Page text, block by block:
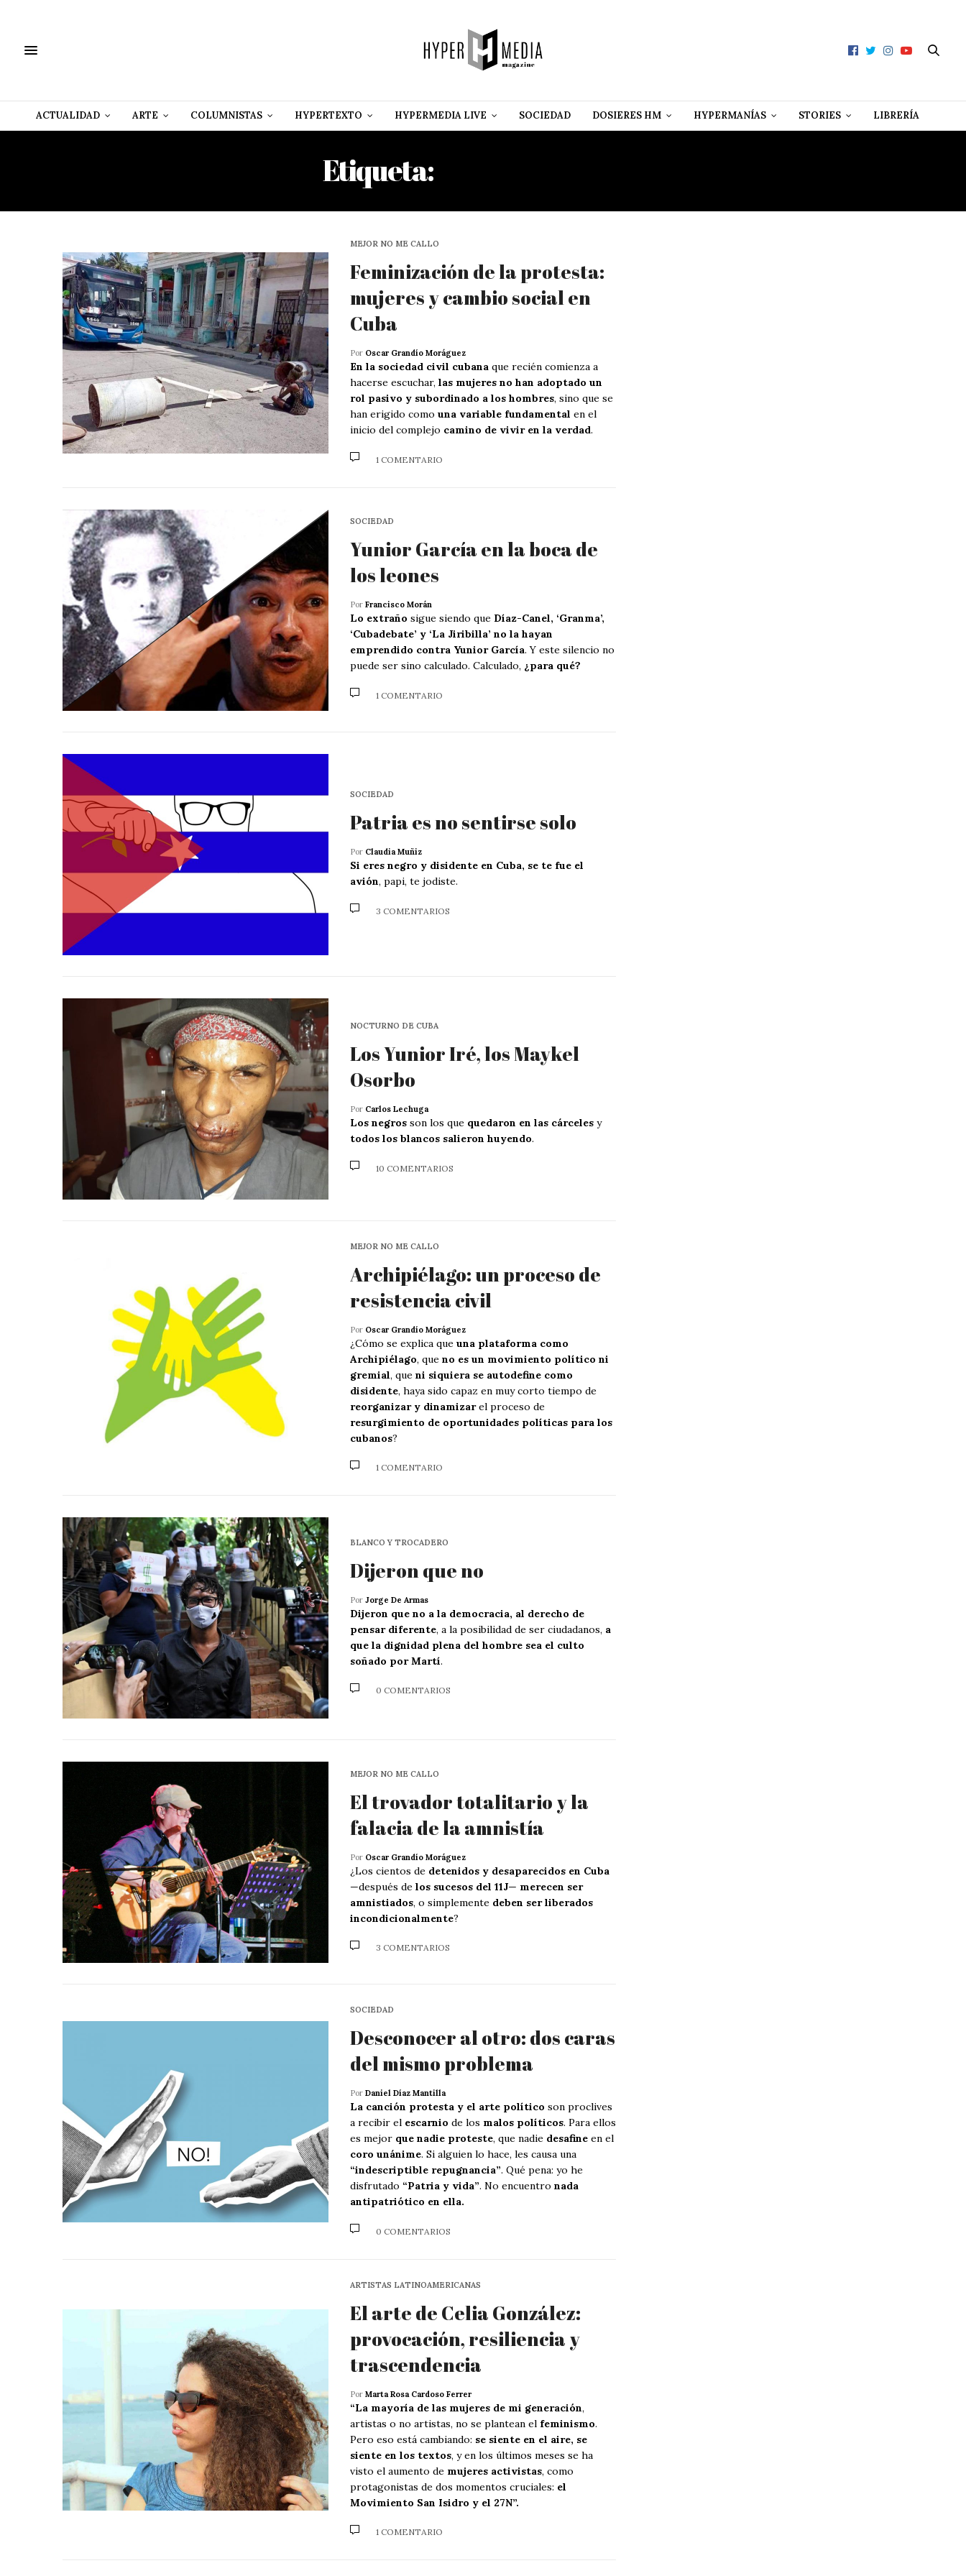
ACTUALIDAD ARTE COLUMNISTAS HYPERTEXTO HYPERMEDIA LIVE SOCIEDAD DOSIERES HM HYPERMANÍAS STORIES LIBRERÍA
Etiqueta:
MEJOR NO ME CALLO
Feminización de la protesta:
mujeres y cambio social en
Cuba
Por Oscar Grandío Moráguez
En la sociedad civil cubana que recién comienza a
hacerse escuchar, las mujeres no han adoptado un
rol pasivo y subordinado a los hombres, sino que se
han erigido como una variable fundamental en el
inicio del complejo camino de vivir en la verdad.
1 COMENTARIO
SOCIEDAD
Yunior García en la boca de
los leones
Por Francisco Morán
Lo extraño sigue siendo que Díaz-Canel, ‘Granma’,
‘Cubadebate’ y ‘La Jiribilla’ no la hayan
emprendido contra Yunior García. Y este silencio no
puede ser sino calculado. Calculado, ¿para qué?
1 COMENTARIO
SOCIEDAD
Patria es no sentirse solo
Por Claudia Muñiz
Si eres negro y disidente en Cuba, se te fue el
avión, papi, te jodiste.
3 COMENTARIOS
NOCTURNO DE CUBA
Los Yunior Iré, los Maykel
Osorbo
Por Carlos Lechuga
Los negros son los que quedaron en las cárceles y
todos los blancos salieron huyendo.
10 COMENTARIOS
MEJOR NO ME CALLO
Archipiélago: un proceso de
resistencia civil
Por Oscar Grandío Moráguez
¿Cómo se explica que una plataforma como
Archipiélago, que no es un movimiento político ni
gremial, que ni siquiera se autodefine como
disidente, haya sido capaz en muy corto tiempo de
reorganizar y dinamizarel proceso de
resurgimiento de oportunidades políticas para los
cubanos?
1 COMENTARIO
BLANCO Y TROCADERO
Dijeron que no
Por Jorge De Armas
Dijeron que no a la democracia, al derecho de
pensar diferente, a la posibilidad de ser ciudadanos, a
que la dignidad plena del hombre sea el culto
soñado por Martí.
0 COMENTARIOS
MEJOR NO ME CALLO
El trovador totalitario y la
falacia de la amnistía
Por Oscar Grandío Moráguez
¿Los cientos de detenidos y desaparecidos en Cuba
—después de los sucesos del 11J— merecen ser
amnistiados, o simplemente deben ser liberados
incondicionalmente?
3 COMENTARIOS
SOCIEDAD
Desconocer al otro: dos caras
del mismo problema
Por Daniel Díaz Mantilla
La canción protesta y el arte político son proclives
a recibir el escarnio de los malos políticos. Para ellos
es mejor que nadie proteste, que nadie desafine en el
coro unánime. Si alguien lo hace, les causa una
“indescriptible repugnancia”. Qué pena: yo he
disfrutado “Patria y vida”. No encuentro nada
antipatriótico en ella.
0 COMENTARIOS
ARTISTAS LATINOAMERICANAS
El arte de Celia González:
provocación, resiliencia y
trascendencia
Por Marta Rosa Cardoso Ferrer
“La mayoría de las mujeres de mi generación,
artistas o no artistas, no se plantean el feminismo.
Pero eso está cambiando: se siente en el aire, se
siente en los textos, y en los últimos meses se ha
visto el aumento de mujeres activistas, como
protagonistas de dos momentos cruciales: el
Movimiento San Isidro y el 27N”.
1 COMENTARIO